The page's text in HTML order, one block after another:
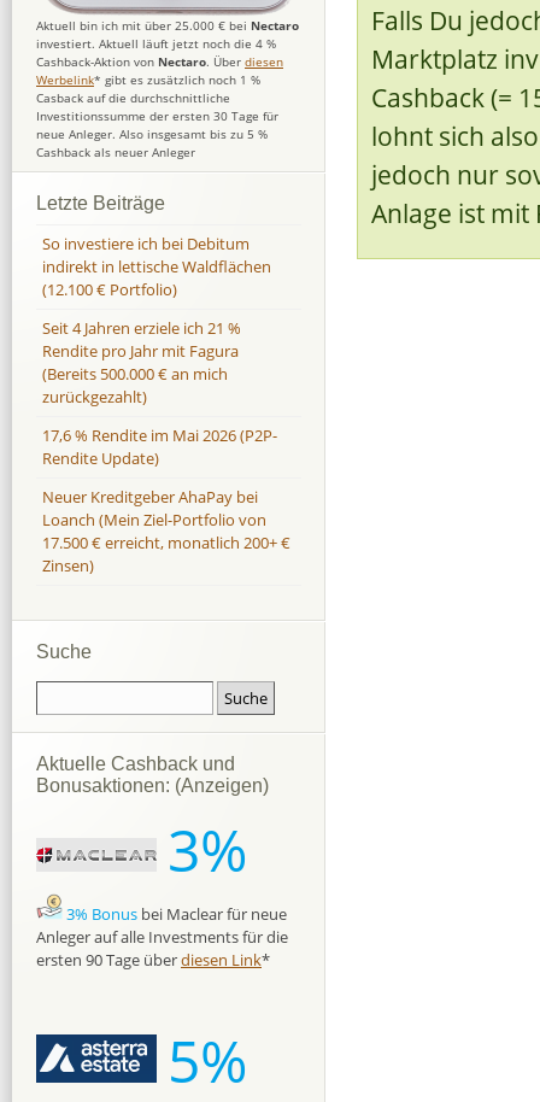
Falls Du
Marktplatz
Cashback (=
lohnt sich
jedoch nur
Anlage ist mit
Aktuell bin ich mit über 25.000 € bei Nectaro
investiert. Aktuell läuft jetzt noch die 4 %
Cashback-Aktion von Nectaro. Über diesen
Werbelink* gibt es zusätzlich noch 1 %
Casback auf die durchschnittliche
Investitionssumme der ersten 30 Tage für
neue Anleger. Also insgesamt bis zu 5 %
Cashback als neuer Anleger
Letzte Beiträge
So investiere ich bei Debitum
indirekt in lettische Waldflächen
(12.100 € Portfolio)
Seit 4 Jahren erziele ich 21 %
Rendite pro Jahr mit Fagura
(Bereits 500.000 € an mich
zurückgezahlt)
17,6 % Rendite im Mai 2026 (P2P-
Rendite Update)
Neuer Kreditgeber AhaPay bei
Loanch (Mein Ziel-Portfolio von
17.500 € erreicht, monatlich 200+ €
Zinsen)
Suche
Aktuelle Cashback und
Bonusaktionen: (Anzeigen)
3%
3% Bonus bei Maclear für neue
Anleger auf alle Investments für die
ersten 90 Tage überdiesen Link*
5%